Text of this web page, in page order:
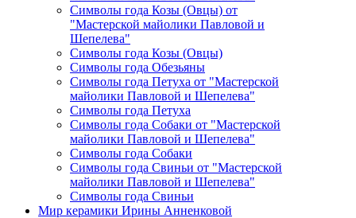
Символы года Козы (Овцы) от
"Мастерской майолики Павловой и
Шепелева"
Символы года Козы (Овцы)
Символы года Обезьяны
Символы года Петуха от "Мастерской
майолики Павловой и Шепелева"
Символы года Петуха
Символы года Собаки от "Мастерской
майолики Павловой и Шепелева"
Символы года Собаки
Символы года Свиньи от "Мастерской
майолики Павловой и Шепелева"
Символы года Свиньи
Мир керамики Ирины Анненковой